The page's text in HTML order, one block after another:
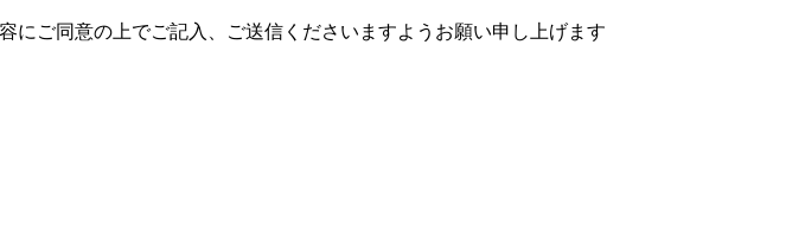
にご同意の上でご記入、ご送信くださいますようお願い申し上げます